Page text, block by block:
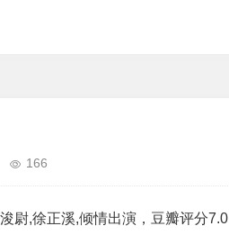
166
尉,徐正溪,倾情出演，豆瓣评分